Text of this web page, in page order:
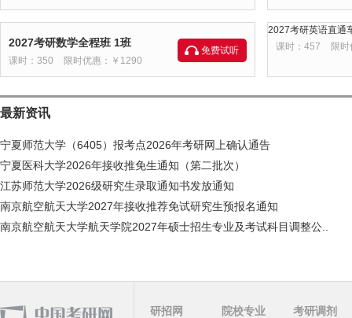
2027考研数学全程班 1班
课时：350 限时优惠：￥1290
免费试听
2027考研英语直通
课时：457
限
最新资讯
宁夏师范大学（6405）报考点2026年考研网上确认通告
宁夏医科大学2026年接收推免生通知（第二批次）
江苏师范大学2026级研究生录取通知书发放通知
南京航空航天大学2027年接收推荐免试研究生预报名通知
南京航空航天大学航天学院2027年硕士招生专业及考试科目调整公..
研招网
院校专业
考研调剂